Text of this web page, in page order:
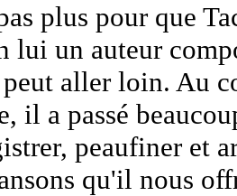
plus pour que
lui un auteur
aller loin. Au
il a passé
peaufiner et
qu'il nous